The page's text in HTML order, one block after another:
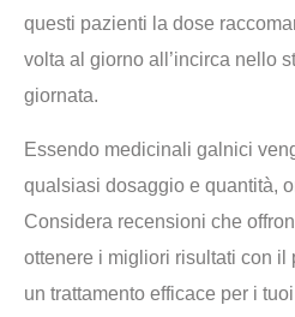
questi pazienti la dose
volta al giorno all’incirca nello
giornata.
Essendo medicinali galnici
qualsiasi dosaggio e quantità,
Considera recensioni che
ottenere i migliori risultati con il
un trattamento efficace per i